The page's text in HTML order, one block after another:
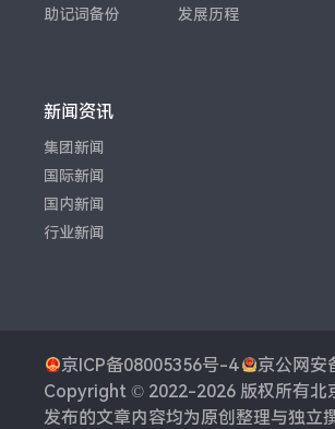
助记词备份
发展历程
新闻资讯
集团新闻
国际新闻
国内新闻
行业新闻
京ICP备08005356号-4
京公网安
Copyright © 2022-2026 版权所有北
发布的文章内容均为原创整理与独立